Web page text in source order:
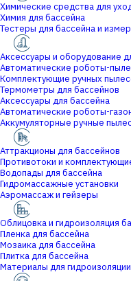
Химические средства для
Химия для бассейна
Тестеры для бассейна и
Аксессуары и оборудование
Автоматические роботы-
Комплектующие ручных
Термометры для бассейнов
Аксессуары для бассейна
Автоматические роботы-
Аккумуляторные ручные
Аттракционы для бассейнов
Противотоки и
Водопады для бассейна
Гидромассажные установки
Аэромассаж и гейзеры
Облицовка и гидроизоляция
Пленка для бассейна
Мозаика для бассейна
Плитка для бассейна
Материалы для гидроизоляции